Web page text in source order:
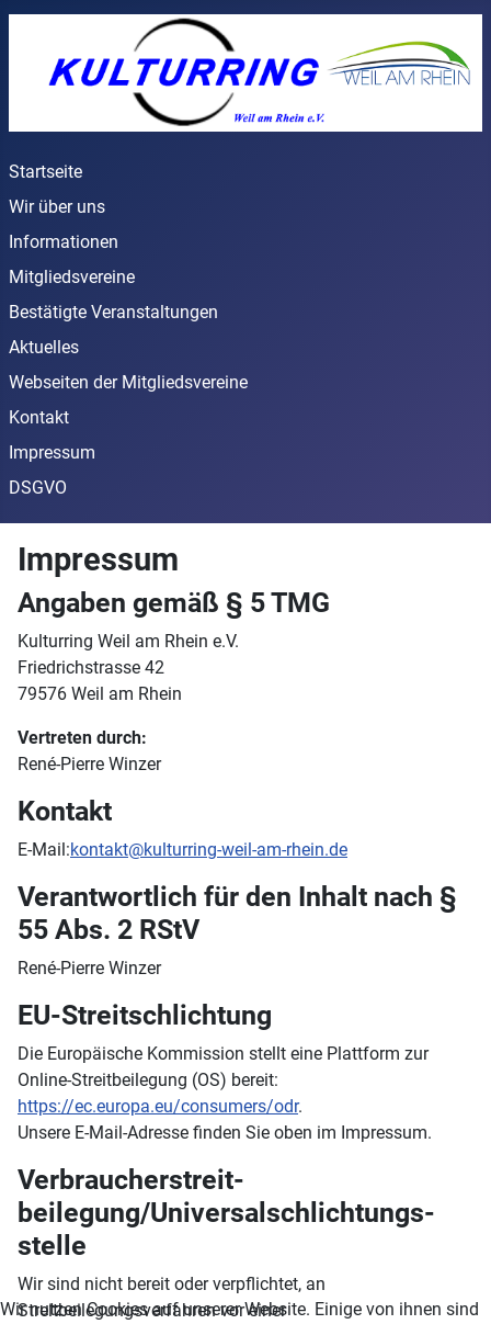
Startseite
Wir über uns
Informationen
Mitgliedsvereine
Bestätigte Veranstaltungen
Aktuelles
Webseiten der Mitgliedsvereine
Kontakt
Impressum
DSGVO
Impressum
Angaben gemäß § 5 TMG
Kulturring Weil am Rhein e.V.
Friedrichstrasse 42
79576 Weil am Rhein
Vertreten durch:
René-Pierre Winzer
Kontakt
E-Mail:kontakt@kulturring-weil-am-rhein.de
Verantwortlich für den Inhalt nach §
55 Abs. 2 RStV
René-Pierre Winzer
EU-Streitschlichtung
Die Europäische Kommission stellt eine Plattform zur
Online-Streitbeilegung (OS) bereit:
https://ec.europa.eu/consumers/odr.
Unsere E-Mail-Adresse finden Sie oben im Impressum.
Verbraucher­streit­
beilegung/Universal­schlichtungs­
stelle
Wir sind nicht bereit oder verpflichtet, an
Streitbeilegungsverfahren vor einer
Wir nutzen Cookies auf unserer Website. Einige von ihnen sind